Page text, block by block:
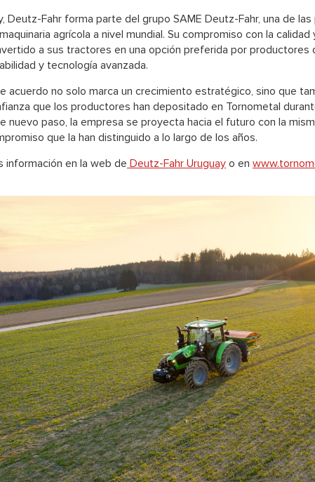
Deutz-Fahr forma parte del grupo SAME Deutz-Fahr, una de
agrícola a nivel mundial. Su compromiso con la calidad
a sus tractores en una opción preferida por productores
y tecnología avanzada.
acuerdo no solo marca un crecimiento estratégico, sino que
que los productores han depositado en Tornometal
nuevo paso, la empresa se proyecta hacia el futuro con la
que la han distinguido a lo largo de los años.
información en la web de Deutz-Fahr Uruguay o en